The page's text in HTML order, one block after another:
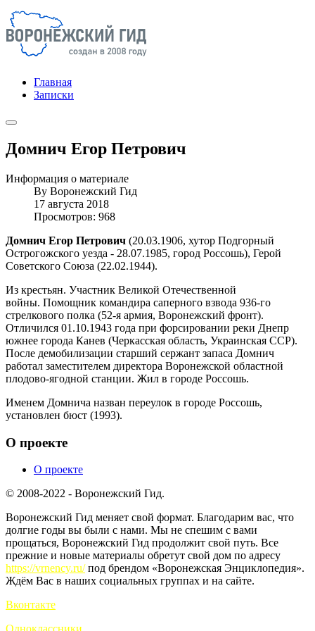
Главная
Записки
Домнич Егор Петрович
Информация о материале
By Воронежский Гид
17 августа 2018
Просмотров: 968
Домнич Егор Петрович (20.03.1906, хутор Подгорный
Острогожского уезда - 28.07.1985, город Россошь), Герой
Советского Союза (22.02.1944).
Из крестьян. Участник Великой Отечественной
войны. Помощник командира саперного взвода 936-го
стрелкового полка (52-я армия, Воронежский фронт).
Отличился 01.10.1943 года при форсировании реки Днепр
южнее города Канев (Черкасская область, Украинская ССР).
После демобилизации старший сержант запаса Домнич
работал заместителем директора Воронежской областной
плодово-ягодной станции. Жил в городе Россошь.
Именем Домнича назван переулок в городе Россошь,
установлен бюст (1993).
О проекте
О проекте
© 2008-2022 - Воронежский Гид.
Воронежский Гид меняет свой формат. Благодарим вас, что
долгие годы вы были с нами. Мы не спешим с вами
прощаться, Воронежский Гид продолжит свой путь. Все
прежние и новые материалы обретут свой дом по адресу
https://vrnency.ru/под брендом «Воронежская Энциклопедия».
Ждём Вас в наших социальных группах и на сайте.
Вконтакте